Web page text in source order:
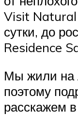
Visit
сутки, до
Residence
Мы жили на
поэтому
расскажем